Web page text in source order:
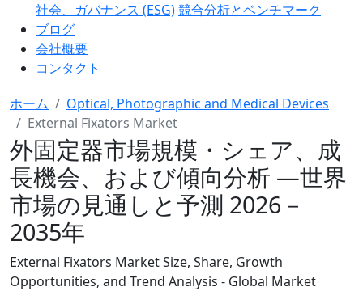
社会、ガバナンス (ESG)競合分析とベンチマーク
ブログ
会社概要
コンタクト
ホーム
Optical, Photographic and Medical Devices
External Fixators Market
外固定器市場規模・シェア、成
長機会、および傾向分析 ―世界
市場の見通しと予測 2026－
2035年
External Fixators Market Size, Share, Growth
Opportunities, and Trend Analysis - Global Market